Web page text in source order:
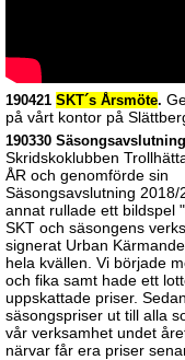
190421 SKT´s Årsmöte.
på vårt kontor på
190330
Skridskoklubben
ÅR och genomförde sin
Säsongsavslutning 2018/
annat rullade ett bildspel
SKT och säsongens
signerat Urban
hela kvällen. Vi började
och fika samt hade ett
uppskattade priser.
säsongspriser ut till alla
vår verksamhet undet
närvar får era priser